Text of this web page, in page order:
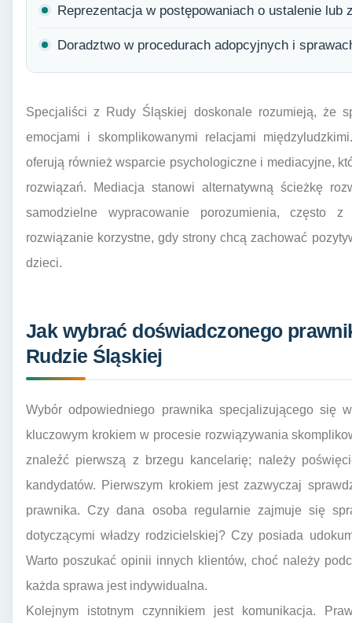
Reprezentacja w postępowaniach o ustalenie lub
Doradztwo w procedurach adopcyjnych i
Specjaliści z Rudy Śląskiej doskonale rozumieją, że
emocjami i skomplikowanymi relacjami
oferują również wsparcie psychologiczne i mediacyjne,
rozwiązań. Mediacja stanowi alternatywną ścieżkę
samodzielne wypracowanie porozumienia, często
rozwiązanie korzystne, gdy strony chcą zachować
dzieci.
Jak wybrać doświadczonego
Rudzie Śląskiej
Wybór odpowiedniego prawnika specjalizującego się
kluczowym krokiem w procesie rozwiązywania
znaleźć pierwszą z brzegu kancelarię; należy
kandydatów. Pierwszym krokiem jest zazwyczaj
prawnika. Czy dana osoba regularnie zajmuje się
dotyczącymi władzy rodzicielskiej? Czy posiada
Warto poszukać opinii innych klientów, choć należy
każda sprawa jest indywidualna.
Kolejnym istotnym czynnikiem jest komunikacja.